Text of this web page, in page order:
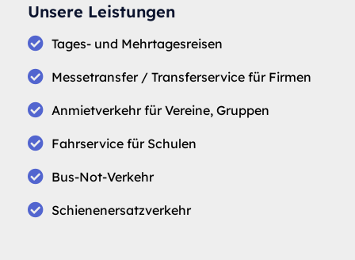
Unsere Leistungen
Tages- und Mehrtagesreisen
Messetransfer / Transferservice für Firmen
Anmietverkehr für Vereine, Gruppen
Fahrservice für Schulen
Bus-Not-Verkehr
Schienenersatzverkehr